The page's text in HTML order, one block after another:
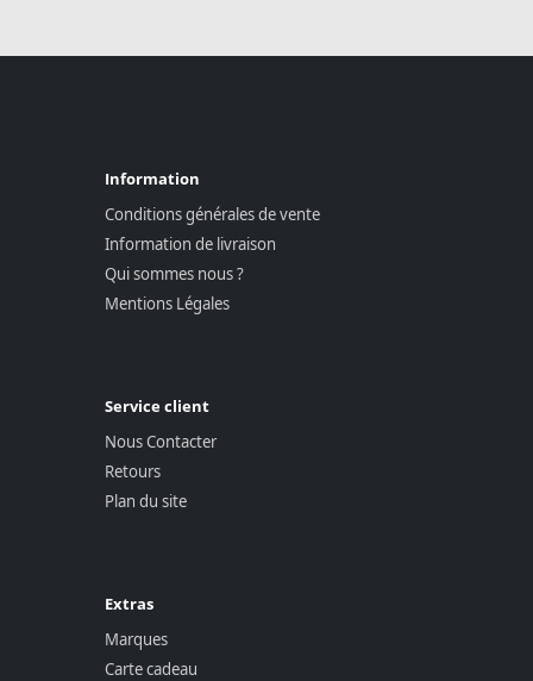
Information
Conditions générales de vente
Information de livraison
Qui sommes nous ?
Mentions Légales
Service client
Nous Contacter
Retours
Plan du site
Extras
Marques
Carte cadeau